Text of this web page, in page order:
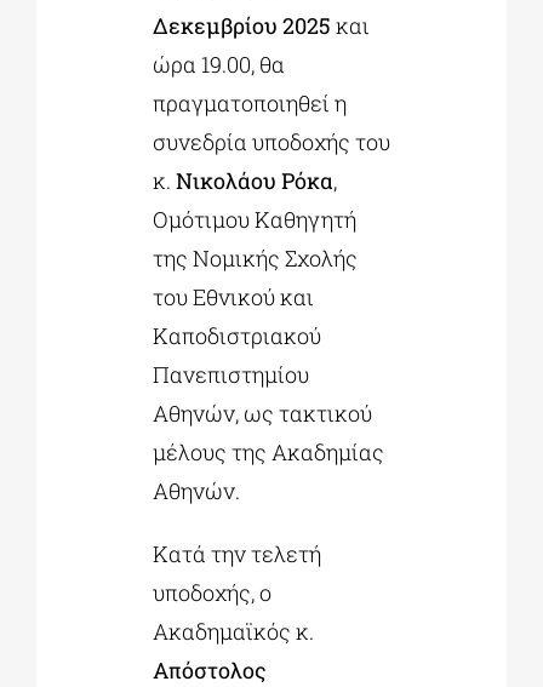
ΕΚΠΑΙΔΕΥΤΙΚΑ ΙΔΡΥΜΑΤΑ
ΠΟΛΙΤΙΣΤΙΚΟΙ ΦΟΡΕΙΣ
Δεκεμβρίου 2025 και
ώρα 19.00, θα
πραγματοποιηθεί η
συνεδρία υποδοχής του
κ. Νικολάου Ρόκα,
Ομότιμου Καθηγητή
της Νομικής Σχολής
του Εθνικού και
Καποδιστριακού
Πανεπιστημίου
Αθηνών, ως τακτικού
μέλους της Ακαδημίας
Αθηνών.
Κατά την τελετή
υποδοχής, ο
Ακαδημαϊκός κ.
Απόστολος